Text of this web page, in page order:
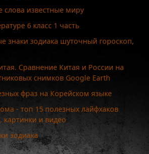
известные миру
6 класс 1 часть
знаки зодиака шуточный гороскоп,
Сравнение Китая и России на
снимков Google Earth
фраз на Корейском языке
- топ 15 полезных лайфхаков
и видео
зодиака